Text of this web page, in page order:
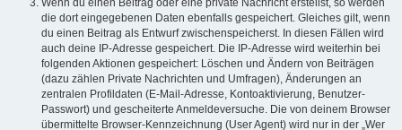
Wenn du einen Beitrag oder eine private Nachricht erstellst, so werden
die dort eingegebenen Daten ebenfalls gespeichert. Gleiches gilt, wenn
du einen Beitrag als Entwurf zwischenspeicherst. In diesen Fällen wird
auch deine IP-Adresse gespeichert. Die IP-Adresse wird weiterhin bei
folgenden Aktionen gespeichert: Löschen und Ändern von Beiträgen
(dazu zählen Private Nachrichten und Umfragen), Änderungen an
zentralen Profildaten (E-Mail-Adresse, Kontoaktivierung, Benutzer-
Passwort) und gescheiterte Anmeldeversuche. Die von deinem Browser
übermittelte Browser-Kennzeichnung (User Agent) wird nur in der „Wer